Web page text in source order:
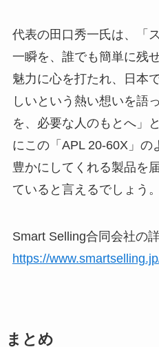
代表の田口秀一氏は、「
一瞬を、誰でも簡単に残
魅力に心を打たれ、日本
しいという熱い想いを語
を、必要な人のもとへ」
にこの「APL 20-60X」の
豊かにしてくれる製品を
ていると言えるでしょう。
Smart Selling合同会社の
https://
まとめ